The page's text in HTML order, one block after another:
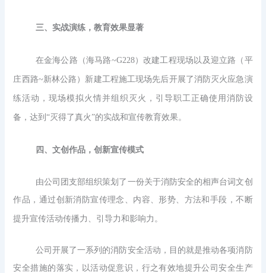
三、 实战演练，教育效果显著
在金海公路（海马路~G228）改建工程现场以及迎立路（平
庄西路~新林公路）新建工程施工现场先后开展了消防灭火应急演
练活动，现场模拟火情并组织灭火，引导职工正确使用消防设
备，达到“灭得了真火”的实战和宣传教育效果。
四、 文创作品，创新宣传模式
由公司团支部组织策划了一份关于消防安全的相声台词文创
作品，通过创新消防宣传理念、内容、形势、方法和手段，不断
提升宣传活动传播力、引导力和影响力。
公司开展了一系列的消防安全活动，目的就是推动各项消防
安全措施的落实，以活动促意识，行之有效地提升公司安全生产